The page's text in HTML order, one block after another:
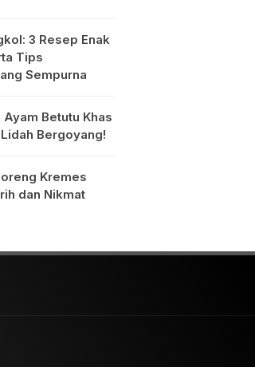
3 Resep Enak
Tips
Sempurna
Betutu Khas
Bergoyang!
Kremes
dan Nikmat